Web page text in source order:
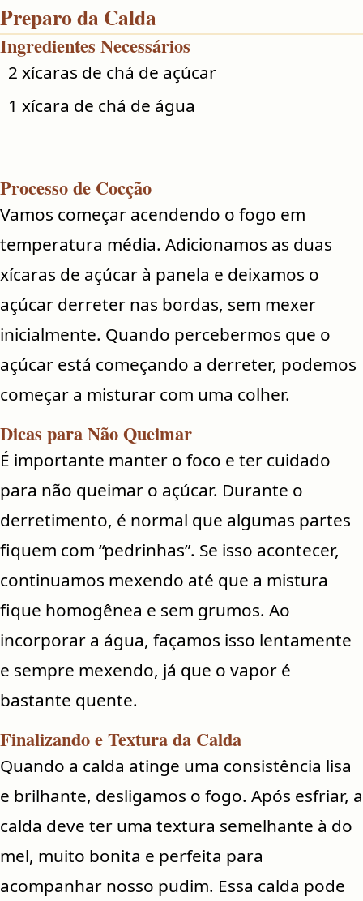
Preparo da Calda
Ingredientes Necessários
2 xícaras de chá de açúcar
1 xícara de chá de água
Processo de Cocção
Vamos começar acendendo o fogo em
temperatura média. Adicionamos as duas
xícaras de açúcar à panela e deixamos o
açúcar derreter nas bordas, sem mexer
inicialmente. Quando percebermos que o
açúcar está começando a derreter, podemos
começar a misturar com uma colher.
Dicas para Não Queimar
É importante manter o foco e ter cuidado
para não queimar o açúcar. Durante o
derretimento, é normal que algumas partes
fiquem com “pedrinhas”. Se isso acontecer,
continuamos mexendo até que a mistura
fique homogênea e sem grumos. Ao
incorporar a água, façamos isso lentamente
e sempre mexendo, já que o vapor é
bastante quente.
Finalizando e Textura da Calda
Quando a calda atinge uma consistência lisa
e brilhante, desligamos o fogo. Após esfriar, a
calda deve ter uma textura semelhante à do
mel, muito bonita e perfeita para
acompanhar nosso pudim. Essa calda pode